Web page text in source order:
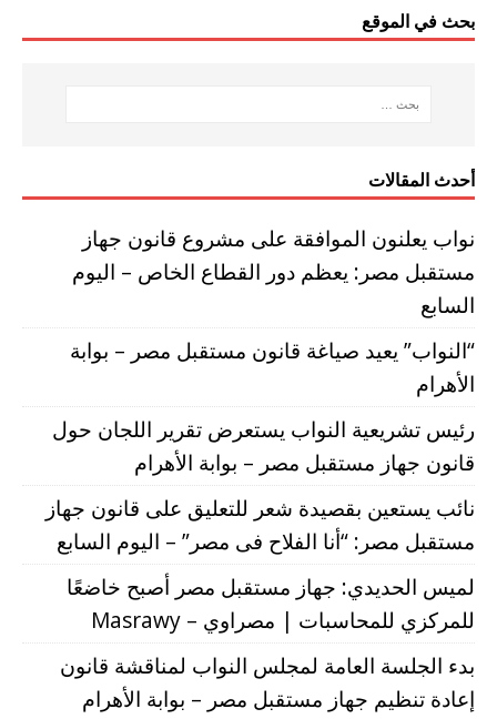
بحث في الموقع
أحدث المقالات
نواب يعلنون الموافقة على مشروع قانون جهاز
مستقبل مصر: يعظم دور القطاع الخاص – اليوم
السابع
“النواب” يعيد صياغة قانون مستقبل مصر – بوابة
الأهرام
رئيس تشريعية النواب يستعرض تقرير اللجان حول
قانون جهاز مستقبل مصر – بوابة الأهرام
نائب يستعين بقصيدة شعر للتعليق على قانون جهاز
مستقبل مصر: “أنا الفلاح فى مصر” – اليوم السابع
لميس الحديدي: جهاز مستقبل مصر أصبح خاضعًا
للمركزي للمحاسبات | مصراوي – Masrawy
بدء الجلسة العامة لمجلس النواب لمناقشة قانون
إعادة تنظيم جهاز مستقبل مصر – بوابة الأهرام